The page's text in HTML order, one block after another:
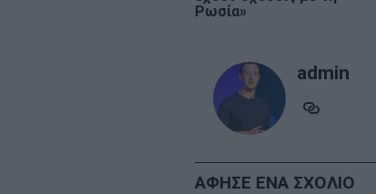
Ρωσία»
admin
ΑΦΗΣΕ ΕΝΑ ΣΧΟΛΙΟ